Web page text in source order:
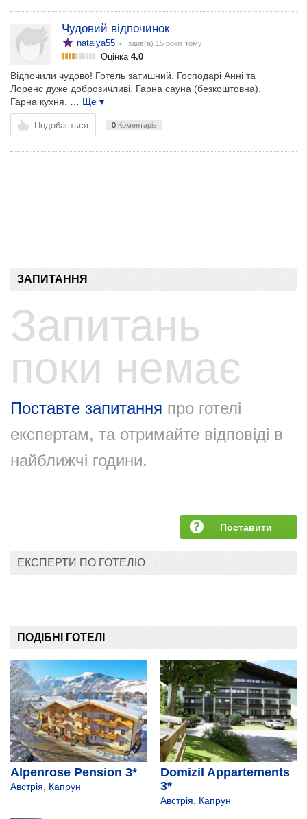
Чудовий відпочинок
natalya55 • їздив(а) 15 років тому
Оцінка 4.0
Відпочили чудово! Готель затишний. Господарі Анні та
Лоренс дуже доброзичливі. Гарна сауна (безкоштовна).
Гарна кухня.
… Ще ▾
Подобається 0 Коментарів
ЗАПИТАННЯ
Запитань
поки немає
Поставте запитання про готелі
експертам, та отримайте відповіді в
найближчі години.
Поставити
ЕКСПЕРТИ ПО ГОТЕЛЮ
ПОДІБНІ ГОТЕЛІ
Alpenrose Pension 3*
Австрія, Капрун
Domizil Appartements
3*
Австрія, Капрун